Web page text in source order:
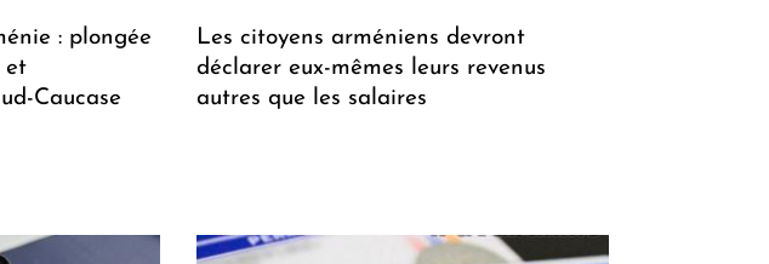
: plongée
et
Caucase
Les citoyens arméniens devront
déclarer eux-mêmes leurs revenus
autres que les salaires